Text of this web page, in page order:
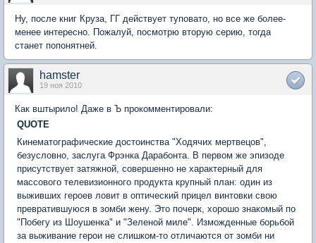
Ну, после книг Круза, ГГ действует туповато, но все же более-
менее интересно. Пожалуй, посмотрю вторую серию, тогда
станет попонятней.
hamster
19 ноя 2010
Как вштырило! Даже в Ъ прокомментировали:
QUOTE
Кинематографические достоинства "Ходячих мертвецов",
безусловно, заслуга Фрэнка Дарабонта. В первом же эпизоде
присутствует затяжной, совершенно не характерный для
массового телевизионного продукта крупный план: один из
выживших героев ловит в оптический прицел винтовки свою
превратившуюся в зомби жену. Это почерк, хорошо знакомый по
"Побегу из Шоушенка" и "Зеленой миле". Изможденные борьбой
за выживание герои не слишком-то отличаются от зомби ни